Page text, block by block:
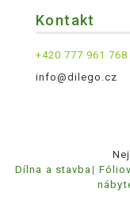
Kontakt
+420 777 961 768
info@dilego.cz
Dílna a stavba